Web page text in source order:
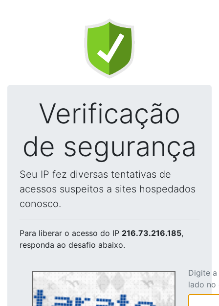
Verificação
de segurança
Seu IP fez diversas tentativas de
acessos suspeitos a sites hospedados
conosco.
Para liberar o acesso do IP 216.73.216.185,
responda ao desafio abaixo.
Digite
lado no